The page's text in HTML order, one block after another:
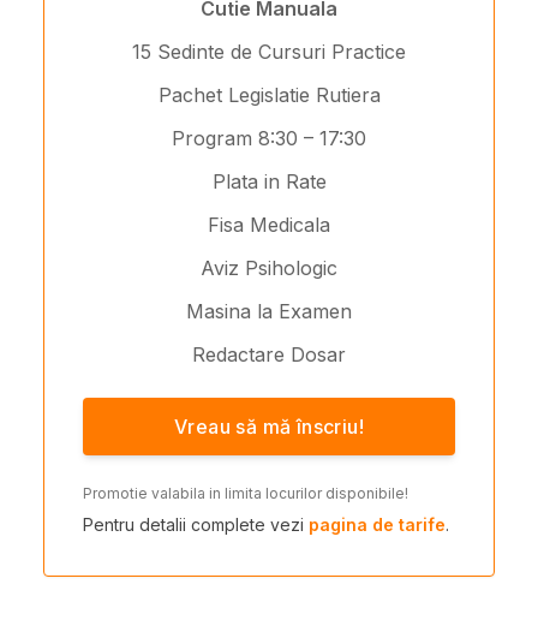
Cutie Manuala
15 Sedinte de Cursuri Practice
Pachet Legislatie Rutiera
Program 8:30 – 17:30
Plata in Rate
Fisa Medicala
Aviz Psihologic
Masina la Examen
Redactare Dosar
Vreau să mă înscriu!
Promotie valabila in limita locurilor disponibile!
Pentru detalii complete vezi pagina de tarife.